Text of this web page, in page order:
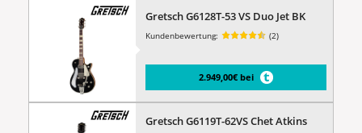
Gretsch G6128T-53 VS Duo Jet BK
Kundenbewertung: (2)
2.949,00€ bei
Gretsch G6119T-62VS Chet Atkins